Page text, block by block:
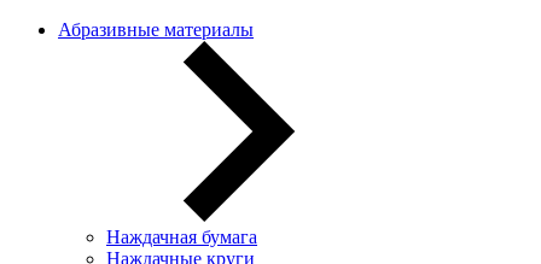
Абразивные материалы
Наждачная бумага
Наждачные круги